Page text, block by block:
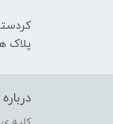
پلاک های